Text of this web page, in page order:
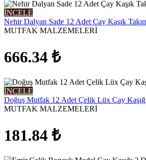
İNCELE
Nehir Dalyan Sade 12 Adet Çay Kaşık
MUTFAK MALZEMELERİ
666.34 ₺
İNCELE
Doğuş Mutfak 12 Adet Çelik Lüx Çay
MUTFAK MALZEMELERİ
181.84 ₺